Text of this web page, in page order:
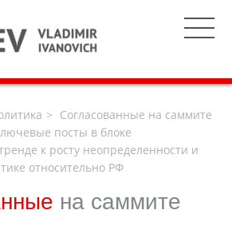
Согласованные на саммите
посты в блоке
к росту неопределенности и
относительно РФ
на саммите